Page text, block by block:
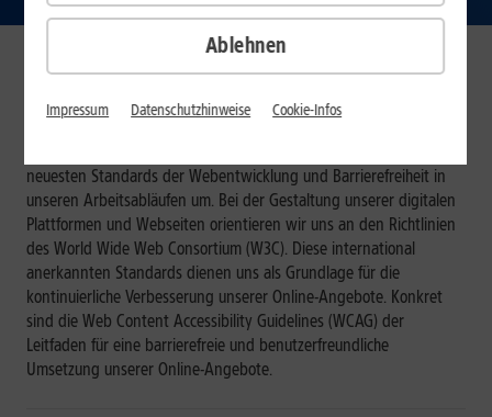
Erklärung zur Barrierefreiheit
Uns ist es ein wichtiges Anliegen, dass unsere Inhalte und
neuesten Standards der Webentwicklung und Barrierefreiheit in
unseren Arbeitsabläufen um. Bei der Gestaltung unserer digitalen
Plattformen und Webseiten orientieren wir uns an den Richtlinien
des World Wide Web Consortium (W3C). Diese international
anerkannten Standards dienen uns als Grundlage für die
kontinuierliche Verbesserung unserer Online-Angebote. Konkret
sind die Web Content Accessibility Guidelines (WCAG) der
Leitfaden für eine barrierefreie und benutzerfreundliche
Umsetzung unserer Online-Angebote.
Ablehnen
Impressum Datenschutzhinweise Cookie-Infos